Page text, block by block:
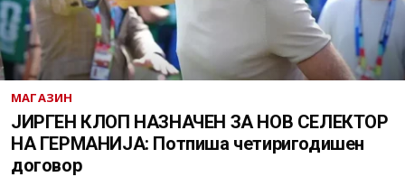
МАГАЗИН
ЈИРГЕН КЛОП НАЗНАЧЕН ЗА НОВ СЕЛЕКТОР
НА ГЕРМАНИЈА: Потпиша четиригодишен
договор